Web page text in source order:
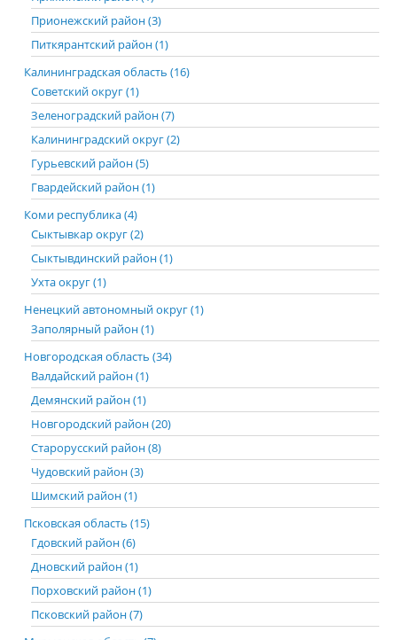
Прионежский район (3)
Питкярантский район (1)
Калининградская область (16)
Советский округ (1)
Зеленоградский район (7)
Калининградский округ (2)
Гурьевский район (5)
Гвардейский район (1)
Коми республика (4)
Сыктывкар округ (2)
Сыктывдинский район (1)
Ухта округ (1)
Ненецкий автономный округ (1)
Заполярный район (1)
Новгородская область (34)
Валдайский район (1)
Демянский район (1)
Новгородский район (20)
Старорусский район (8)
Чудовский район (3)
Шимский район (1)
Псковская область (15)
Гдовский район (6)
Дновский район (1)
Порховский район (1)
Псковский район (7)